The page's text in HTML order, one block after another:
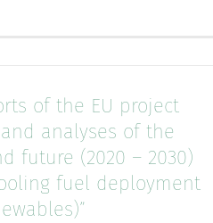
of the EU project
analyses of the
future (2020 – 2030)
fuel deployment